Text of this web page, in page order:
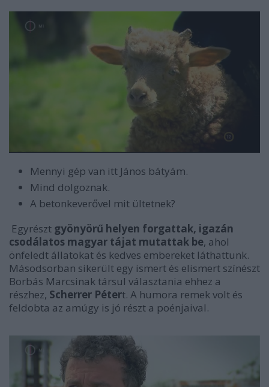
Mennyi gép van itt János bátyám.
Mind dolgoznak.
A betonkeverővel mit ültetnek?
Egyrészt gyönyörű helyen forgattak, igazán
csodálatos magyar tájat mutattak be, ahol
önfeledt állatokat és kedves embereket láthattunk.
Másodsorban sikerült egy ismert és elismert színészt
Borbás Marcsinak társul választania ehhez a
részhez, Scherrer Pétert. A humora remek volt és
feldobta az amúgy is jó részt a poénjaival.